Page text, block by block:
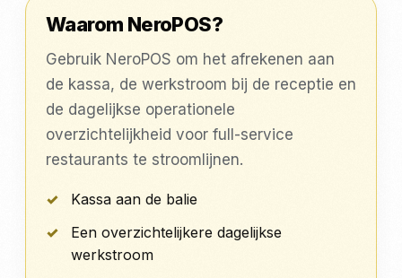
Waarom NeroPOS?
Gebruik NeroPOS om het afrekenen aan
de kassa, de werkstroom bij de receptie en
de dagelijkse operationele
overzichtelijkheid voor full-service
restaurants te stroomlijnen.
Kassa aan de balie
Een overzichtelijkere dagelijkse
werkstroom